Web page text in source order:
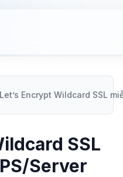
SSL
Server